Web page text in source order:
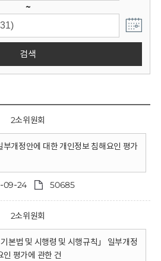
~
검색
2소위원회
부개정안에 대한 개인정보 침해요인 평가
09-24 50685
2소위원회
기본법 및 시행령 및 시행규칙」 일부개정
인 평가에 관한 건